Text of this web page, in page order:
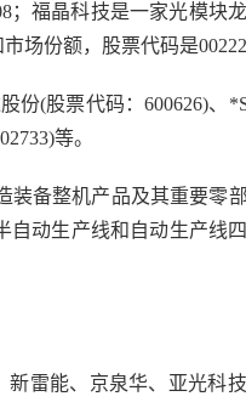
；福晶科技是一家光模块
场份额，股票代码是
份(股票代码：600626)、
等。
装备整机产品及其重要零
动生产线和自动生产线
雷能、京泉华、亚光科